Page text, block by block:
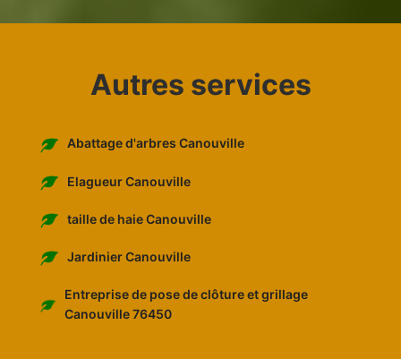
Autres services
Abattage d'arbres Canouville
Elagueur Canouville
taille de haie Canouville
Jardinier Canouville
Entreprise de pose de clôture et grillage
Canouville 76450